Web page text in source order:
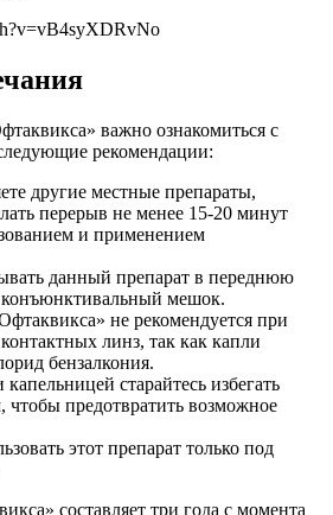
важно ознакомиться с
рекомендации:
другие местные препараты,
перерыв не менее 15-20 минут
и применением
данный препарат в переднюю
конъюнктивальный мешок.
не рекомендуется при
линз, так как капли
бензалкония.
старайтесь избегать
чтобы предотвратить возможное
этот препарат только под
составляет три года с момента